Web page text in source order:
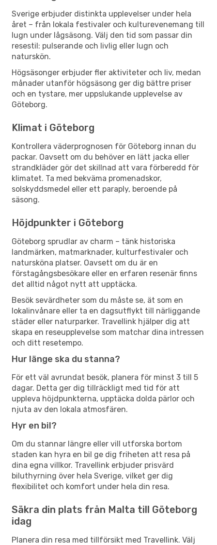
Sverige erbjuder distinkta upplevelser under hela
året – från lokala festivaler och kulturevenemang till
lugn under lågsäsong. Välj den tid som passar din
resestil: pulserande och livlig eller lugn och
naturskön.
Högsäsonger erbjuder fler aktiviteter och liv, medan
månader utanför högsäsong ger dig bättre priser
och en tystare, mer uppslukande upplevelse av
Göteborg.
Klimat i Göteborg
Kontrollera väderprognosen för Göteborg innan du
packar. Oavsett om du behöver en lätt jacka eller
strandkläder gör det skillnad att vara förberedd för
klimatet. Ta med bekväma promenadskor,
solskyddsmedel eller ett paraply, beroende på
säsong.
Höjdpunkter i Göteborg
Göteborg sprudlar av charm – tänk historiska
landmärken, matmarknader, kulturfestivaler och
natursköna platser. Oavsett om du är en
förstagångsbesökare eller en erfaren resenär finns
det alltid något nytt att upptäcka.
Besök sevärdheter som du måste se, ät som en
lokalinvånare eller ta en dagsutflykt till närliggande
städer eller naturparker. Travellink hjälper dig att
skapa en reseupplevelse som matchar dina intressen
och ditt resetempo.
Hur länge ska du stanna?
För ett väl avrundat besök, planera för minst 3 till 5
dagar. Detta ger dig tillräckligt med tid för att
uppleva höjdpunkterna, upptäcka dolda pärlor och
njuta av den lokala atmosfären.
Hyr en bil?
Om du stannar längre eller vill utforska bortom
staden kan hyra en bil ge dig friheten att resa på
dina egna villkor. Travellink erbjuder prisvärd
biluthyrning över hela Sverige, vilket ger dig
flexibilitet och komfort under hela din resa.
Säkra din plats från Malta till Göteborg
idag
Planera din resa med tillförsikt med Travellink. Välj